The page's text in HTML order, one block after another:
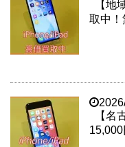
【地
取中！
【名
15,000